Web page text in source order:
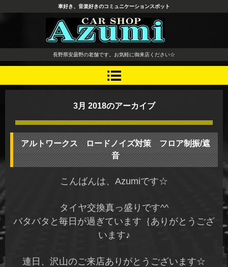
長野県 安曇野市 タイヤ ホ
イール デッドニング カーオ
ーディオ レカロシート
車好き、音楽好きのコミュニケーションスポット
長野県安曇野の老舗です。お気軽に御来店ください☆
3月 2018のアーカイブ
アルトワークス ロードノイズ対策 フロア制振/遮
音
こんばんは、Azumiです☆
タイヤ交換真っ盛りです^^
バタバタと毎日が過ぎています｛ありがとうござ
います♪
連日、沢山のご来店ありがとうございます☆